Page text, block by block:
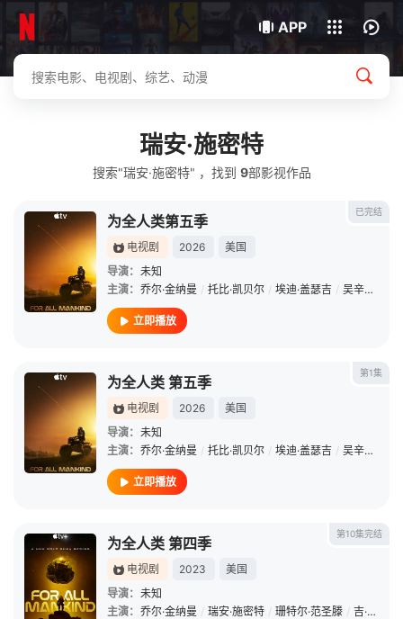
APP
下载客户端
瑞安·施密特
搜索"瑞安·施密特" ，找到 9部影视作品
已完结
为全人类第五季
电视剧 2026
美国
导演： 未知
主演： 乔尔·金纳曼 / 托比·凯贝尔 / 埃迪·盖瑟吉 / 吴辛惠
立即播放
第1集
为全人类 第五季
电视剧 2026
美国
导演： 未知
主演： 乔尔·金纳曼 / 托比·凯贝尔 / 埃迪·盖瑟吉 / 吴辛惠
立即播放
第10集完结
为全人类 第四季
电视剧 2023
美国
导演： 未知
主演： 乔尔·金纳曼 / 瑞安·施密特 / 珊特尔·范圣滕 / 吉·亚历山大